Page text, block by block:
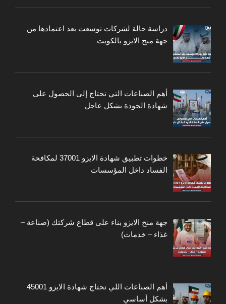
دراسة حالة لشركات توسعت بعد اعتمادها من
جهة منح الايزو بالكويت
أهم الصناعات التي تحتاج إلى الحصول على
شهادة الجودة بشكل عاجل
خطوات تطبيق شهادة الايزو 37001 لمكافحة
الفساد داخل المؤسسات
جهة منح الايزو بناء على قطاع شركتك (صناعة –
غذاء – خدمات)
أهم الصناعات اللي تحتاج شهادة الايزو 45001
بشكل أساسي